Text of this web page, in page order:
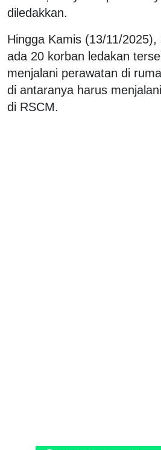
diledakkan.
Hingga Kamis (13/11/
ada 20 korban ledakan
menjalani perawatan di
di antaranya harus
di RSCM.